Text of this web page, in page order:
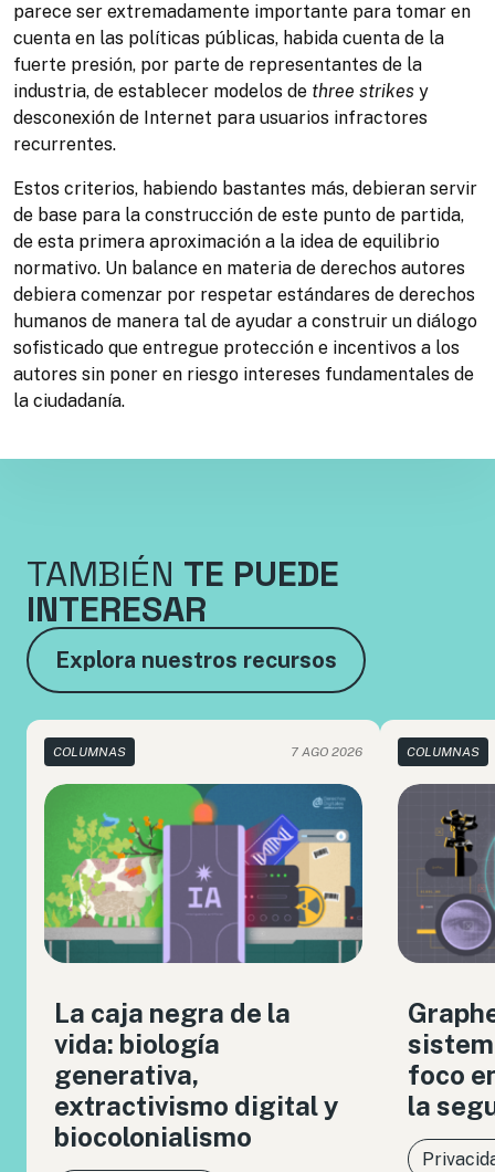
parece ser extremadamente importante para tomar en
cuenta en las políticas públicas, habida cuenta de la
fuerte presión, por parte de representantes de la
industria, de establecer modelos de three strikes y
desconexión de Internet para usuarios infractores
recurrentes.
Estos criterios, habiendo bastantes más, debieran servir
de base para la construcción de este punto de partida,
de esta primera aproximación a la idea de equilibrio
normativo. Un balance en materia de derechos autores
debiera comenzar por respetar estándares de derechos
humanos de manera tal de ayudar a construir un diálogo
sofisticado que entregue protección e incentivos a los
autores sin poner en riesgo intereses fundamentales de
la ciudadanía.
TAMBIÉN TE PUEDE
INTERESAR
Explora nuestros recursos
COLUMNAS 7 AGO 2026
La caja negra de la
vida: biología
generativa,
extractivismo digital y
biocolonialismo
COLUMNAS
foco
la